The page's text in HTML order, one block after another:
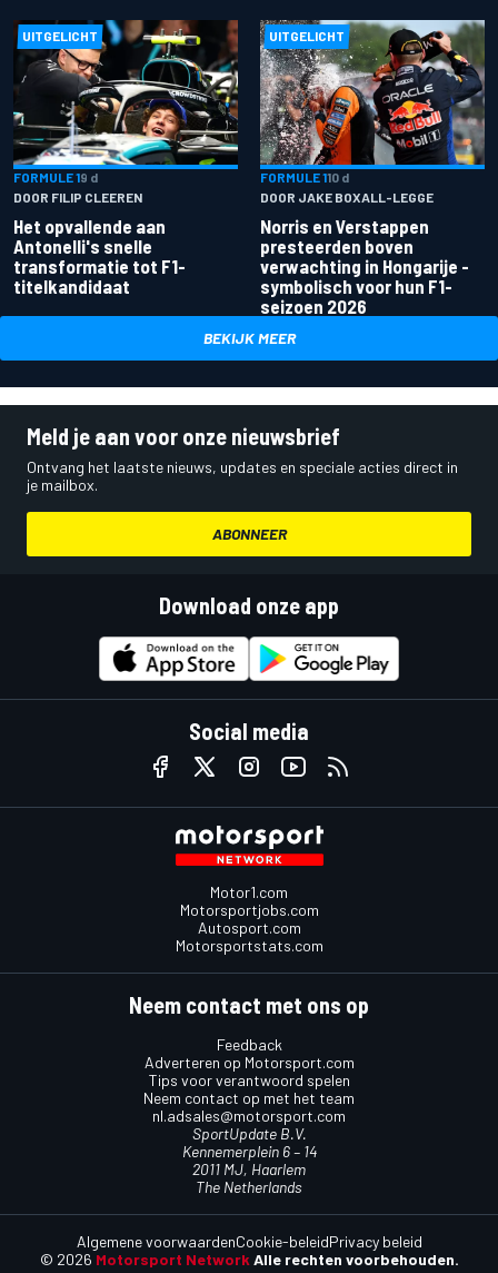
UITGELICHT
FORMULE 19 d
DOOR FILIP CLEEREN
Het opvallende aan
Antonelli's snelle
transformatie tot F1-
titelkandidaat
UITGELICHT
FORMULE 110 d
DOOR JAKE BOXALL-LEGGE
Norris en Verstappen
presteerden boven
verwachting in Hongarije -
symbolisch voor hun F1-
seizoen 2026
BEKIJK MEER
Meld je aan voor onze nieuwsbrief
Ontvang het laatste nieuws, updates en speciale acties direct in
je mailbox.
ABONNEER
Download onze app
Social media
Motor1.com
Motorsportjobs.com
Autosport.com
Motorsportstats.com
Neem contact met ons op
Feedback
Adverteren op Motorsport.com
Tips voor verantwoord spelen
Neem contact op met het team
nl.adsales@motorsport.com
SportUpdate B.V.
Kennemerplein 6 – 14
2011 MJ, Haarlem
The Netherlands
© 2026 Motorsport Network Alle rechten voorbehouden.
Algemene voorwaardenCookie-beleidPrivacy beleid